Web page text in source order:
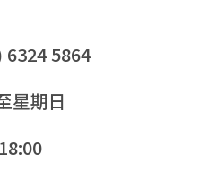
5864
星期日